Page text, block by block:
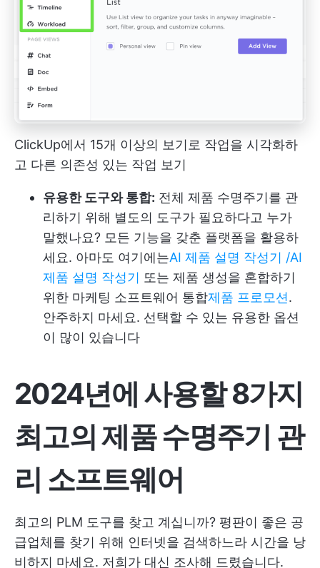
ClickUp에서 15개 이상의 보기로 작업을 시각화하
고 다른 의존성 있는 작업 보기
유용한 도구와 통합: 전체 제품 수명주기를 관
리하기 위해 별도의 도구가 필요하다고 누가
말했나요? 모든 기능을 갖춘 플랫폼을 활용하
세요. 아마도 여기에는AI 제품 설명 작성기 /AI
제품 설명 작성기 또는 제품 생성을 혼합하기
위한 마케팅 소프트웨어 통합제품 프로모션.
안주하지 마세요. 선택할 수 있는 유용한 옵션
이 많이 있습니다
2024년에 사용할 8가지
최고의 제품 수명주기 관
리 소프트웨어
최고의 PLM 도구를 찾고 계십니까? 평판이 좋은 공
급업체를 찾기 위해 인터넷을 검색하느라 시간을 낭
비하지 마세요. 저희가 대신 조사해 드렸습니다.